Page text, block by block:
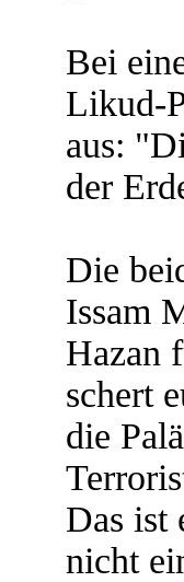
Bei
Likud-
aus:
der
Die
Issam
Hazan
schert
die
Das ist
nicht